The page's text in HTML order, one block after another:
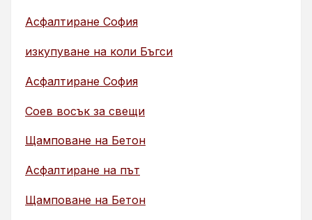
Асфалтиране София
изкупуване на коли Бъгси
Асфалтиране София
Соев восък за свещи
Щамповане на Бетон
Асфалтиране на път
Щамповане на Бетон